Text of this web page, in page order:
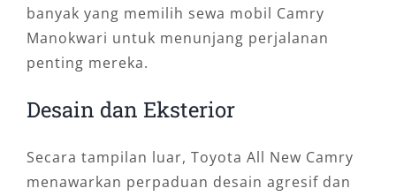
banyak yang memilih sewa mobil Camry
Manokwari untuk menunjang perjalanan
penting mereka.
Desain dan Eksterior
Secara tampilan luar, Toyota All New Camry
menawarkan perpaduan desain agresif dan